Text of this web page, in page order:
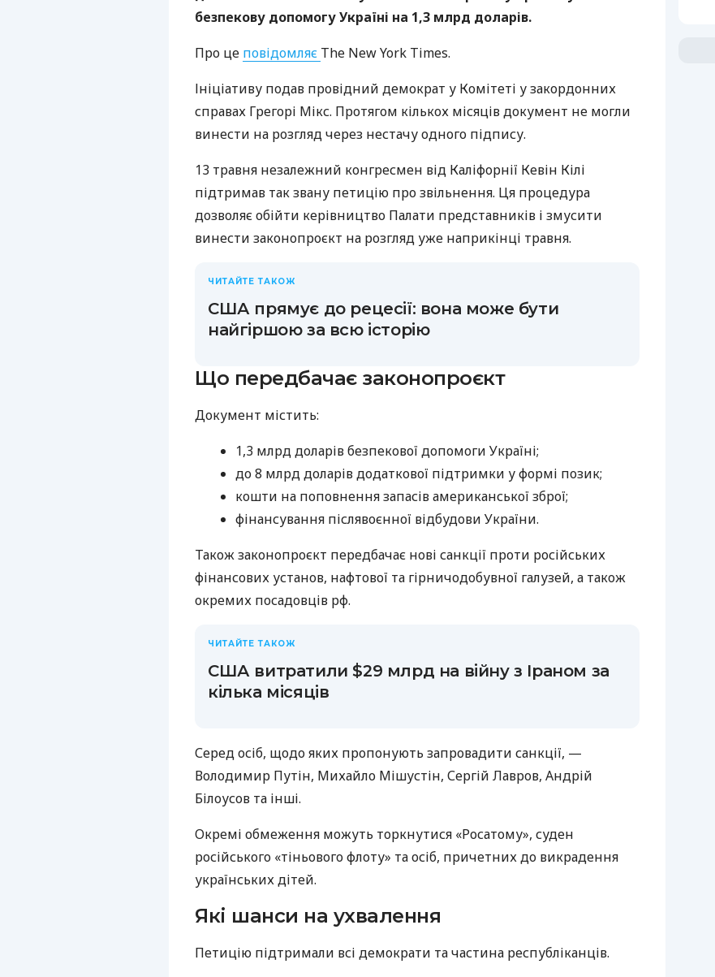
безпекову допомогу Україні на 1,3 млрд доларів.
Про це повідомляє The New York Times.
Ініціативу подав провідний демократ у Комітеті у закордонних
справах Грегорі Мікс. Протягом кількох місяців документ не могли
винести на розгляд через нестачу одного підпису.
13 травня незалежний конгресмен від Каліфорнії Кевін Кілі
підтримав так звану петицію про звільнення. Ця процедура
дозволяє обійти керівництво Палати представників і змусити
винести законопроєкт на розгляд уже наприкінці травня.
ЧИТАЙТЕ ТАКОЖ
США прямує до рецесії: вона може бути
найгіршою за всю історію
Що передбачає законопроєкт
Документ містить:
1,3 млрд доларів безпекової допомоги Україні;
до 8 млрд доларів додаткової підтримки у формі позик;
кошти на поповнення запасів американської зброї;
фінансування післявоєнної відбудови України.
Також законопроєкт передбачає нові санкції проти російських
фінансових установ, нафтової та гірничодобувної галузей, а також
окремих посадовців рф.
ЧИТАЙТЕ ТАКОЖ
США витратили $29 млрд на війну з Іраном за
кілька місяців
Серед осіб, щодо яких пропонують запровадити санкції, —
Володимир Путін, Михайло Мішустін, Сергій Лавров, Андрій
Білоусов та інші.
Окремі обмеження можуть торкнутися «Росатому», суден
російського «тіньового флоту» та осіб, причетних до викрадення
українських дітей.
Які шанси на ухвалення
Петицію підтримали всі демократи та частина республіканців.